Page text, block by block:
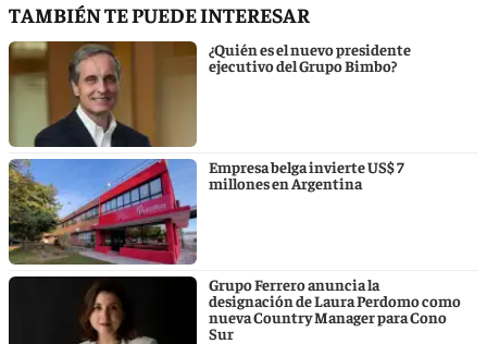
TAMBIÉN TE PUEDE INTERESAR
¿Quién es el nuevo presidente
ejecutivo del Grupo Bimbo?
Empresa belga invierte US$ 7
millones en Argentina
Grupo Ferrero anuncia la
designación de Laura Perdomo como
nueva Country Manager para Cono
Sur